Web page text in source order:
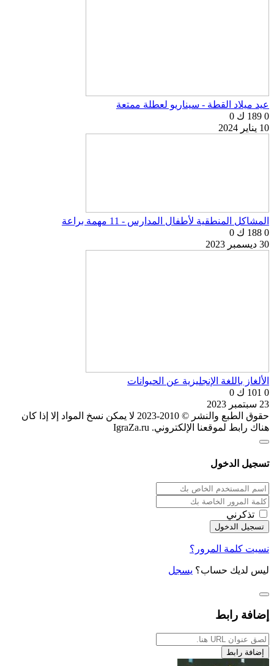
عيد ميلاد القطة - سيناريو لعطلة ممتعة
0 189 ك
0
10 يناير 2024
المشاكل المنطقية لأطفال المدارس - 11 مهمة براعة
0 188 ك
0
30 ديسمبر 2023
الألغاز باللغة الإنجليزية عن الحيوانات
0 101 ك
0
23 سبتمبر 2023
حقوق الطبع والنشر © 2010-2023 لا يمكن نسخ المواد إلا إذا كان
هناك رابط لموقعنا الإلكتروني. IgraZa.ru
تسجيل الدخول
تذكرني
نسيت كلمة المرور؟
ليس لديك حساب؟ يسجل
إضافة رابط
إضافة رابط